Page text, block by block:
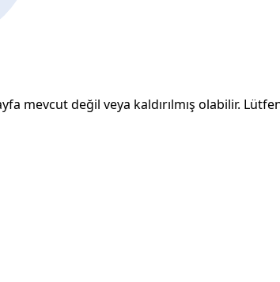
mevcut değil veya kaldırılmış olabilir.